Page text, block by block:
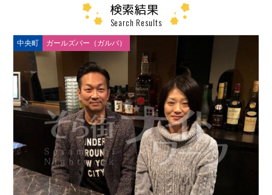
検索結果
Search Results
中央町 ガールズバー（ガルバ）